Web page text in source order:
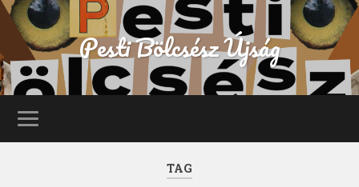
Pesti Bölcsész Újság
TAG